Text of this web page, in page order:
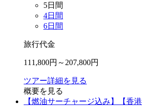
5日間
4日間
6日間
旅行代金
111,800円～ 207,800円
ツアー詳細を見る
概要を見る
【燃油サーチャージ込み】【香